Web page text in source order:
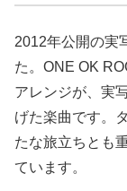
2012年公開の実
た。ONE OK
アレンジが、実
げた楽曲です。
たな旅立ちとも
ています。